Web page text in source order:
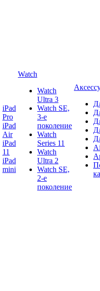
iPad
Pro
iPad
Air
iPad
11
iPad
mini
Watch
Watch
Ultra 3
Watch SE,
3-е
поколение
Watch
Series 11
Watch
Ultra 2
Watch SE,
2-е
поколение